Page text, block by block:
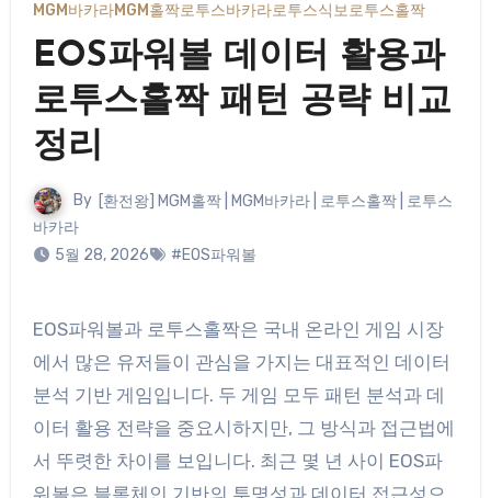
MGM바카라MGM홀짝로투스바카라로투스식보로투스홀짝
EOS파워볼 데이터 활용과
로투스홀짝 패턴 공략 비교
정리
By
[환전왕] MGM홀짝 | MGM바카라 | 로투스홀짝 | 로투스
바카라
5월 28, 2026
#EOS파워볼
EOS파워볼과 로투스홀짝은 국내 온라인 게임 시장
에서 많은 유저들이 관심을 가지는 대표적인 데이터
분석 기반 게임입니다. 두 게임 모두 패턴 분석과 데
이터 활용 전략을 중요시하지만, 그 방식과 접근법에
서 뚜렷한 차이를 보입니다. 최근 몇 년 사이 EOS파